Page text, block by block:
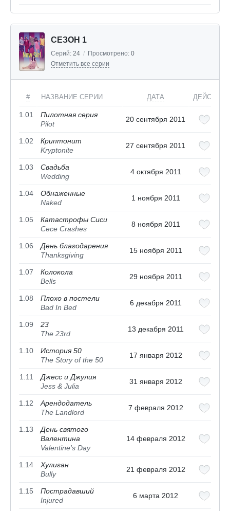
СЕЗОН 1
Серий: 24 / Просмотрено: 0
Отметить все серии
# НАЗВАНИЕ СЕРИИ ДАТА ДЕЙСТВИЯ
1.01
Пилотная серия
Pilot
20 сентября 2011
1.02
Криптонит
Kryptonite
27 сентября 2011
1.03
Свадьба
Wedding
4 октября 2011
1.04
Обнаженные
Naked
1 ноября 2011
1.05
Катастрофы Сиси
Cece Crashes
8 ноября 2011
1.06
День благодарения
Thanksgiving
15 ноября 2011
1.07
Колокола
Bells
29 ноября 2011
1.08
Плохо в постели
Bad In Bed
6 декабря 2011
1.09
23
The 23rd
13 декабря 2011
1.10
История 50
The Story of the 50
17 января 2012
1.11
Джесс и Джулия
Jess & Julia
31 января 2012
1.12
Арендодатель
The Landlord
7 февраля 2012
1.13
День святого
Валентина
Valentine's Day
14 февраля 2012
1.14
Хулиган
Bully
21 февраля 2012
1.15
Пострадавший
Injured
6 марта 2012